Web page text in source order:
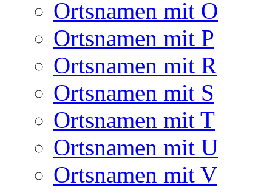
Ortsnamen mit O
Ortsnamen mit P
Ortsnamen mit R
Ortsnamen mit S
Ortsnamen mit T
Ortsnamen mit U
Ortsnamen mit V